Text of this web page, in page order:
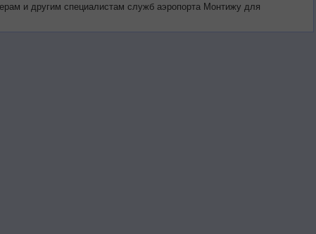
и другим специалистам служб аэропорта Монтижу для